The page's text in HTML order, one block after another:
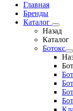
Главная
Бренды
Каталог
Назад
Каталог
Ботокс